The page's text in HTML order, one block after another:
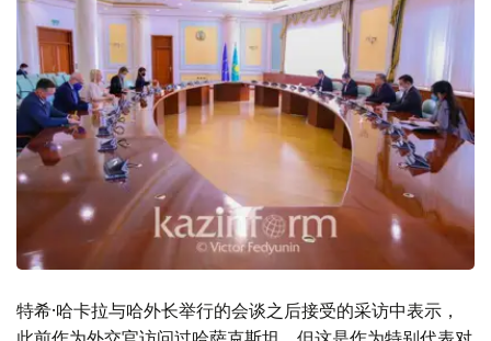
特希·哈卡拉与哈外长举行的会谈之后接受的采访中表示，